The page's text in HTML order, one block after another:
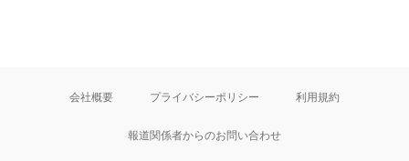
会社概要 プライバシーポリシー 利用規約
報道関係者からのお問い合わせ